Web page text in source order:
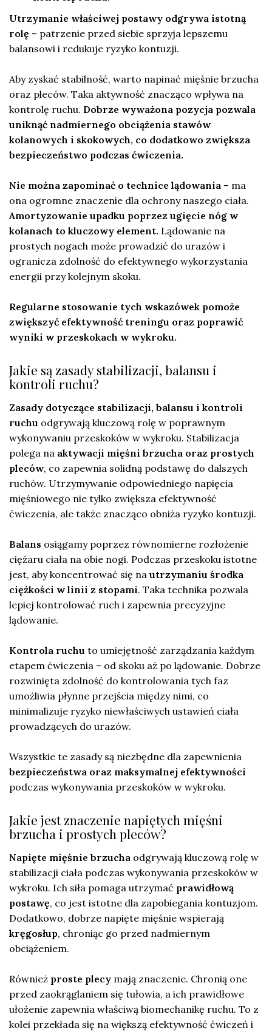
Utrzymanie właściwej postawy odgrywa istotną
rolę – patrzenie przed siebie sprzyja lepszemu
balansowi i redukuje ryzyko kontuzji.
Aby zyskać stabilność, warto napinać mięśnie brzucha
oraz pleców. Taka aktywność znacząco wpływa na
kontrolę ruchu. Dobrze wyważona pozycja pozwala
uniknąć nadmiernego obciążenia stawów
kolanowych i skokowych, co dodatkowo zwiększa
bezpieczeństwo podczas ćwiczenia.
Nie można zapominać o technice lądowania – ma
ona ogromne znaczenie dla ochrony naszego ciała.
Amortyzowanie upadku poprzez ugięcie nóg w
kolanach to kluczowy element. Lądowanie na
prostych nogach może prowadzić do urazów i
ogranicza zdolność do efektywnego wykorzystania
energii przy kolejnym skoku.
Regularne stosowanie tych wskazówek pomoże
zwiększyć efektywność treningu oraz poprawić
wyniki w przeskokach w wykroku.
Jakie są zasady stabilizacji, balansu i
kontroli ruchu?
Zasady dotyczące stabilizacji, balansu i kontroli
ruchu odgrywają kluczową rolę w poprawnym
wykonywaniu przeskoków w wykroku. Stabilizacja
polega na aktywacji mięśni brzucha oraz prostych
pleców, co zapewnia solidną podstawę do dalszych
ruchów. Utrzymywanie odpowiedniego napięcia
mięśniowego nie tylko zwiększa efektywność
ćwiczenia, ale także znacząco obniża ryzyko kontuzji.
Balans osiągamy poprzez równomierne rozłożenie
ciężaru ciała na obie nogi. Podczas przeskoku istotne
jest, aby koncentrować się na utrzymaniu środka
ciężkości w linii z stopami. Taka technika pozwala
lepiej kontrolować ruch i zapewnia precyzyjne
lądowanie.
Kontrola ruchu to umiejętność zarządzania każdym
etapem ćwiczenia – od skoku aż po lądowanie. Dobrze
rozwinięta zdolność do kontrolowania tych faz
umożliwia płynne przejścia między nimi, co
minimalizuje ryzyko niewłaściwych ustawień ciała
prowadzących do urazów.
Wszystkie te zasady są niezbędne dla zapewnienia
bezpieczeństwa oraz maksymalnej efektywności
podczas wykonywania przeskoków w wykroku.
Jakie jest znaczenie napiętych mięśni
brzucha i prostych pleców?
Napięte mięśnie brzucha odgrywają kluczową rolę w
stabilizacji ciała podczas wykonywania przeskoków w
wykroku. Ich siła pomaga utrzymać prawidłową
postawę, co jest istotne dla zapobiegania kontuzjom.
Dodatkowo, dobrze napięte mięśnie wspierają
kręgosłup, chroniąc go przed nadmiernym
obciążeniem.
Również proste plecy mają znaczenie. Chronią one
przed zaokrąglaniem się tułowia, a ich prawidłowe
ułożenie zapewnia właściwą biomechanikę ruchu. To z
kolei przekłada się na większą efektywność ćwiczeń i